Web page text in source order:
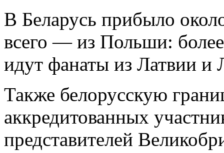
В Беларусь прибыло
всего — из Польши:
идут фанаты из Латвии и
Также белорусскую
аккредитованных
представителей